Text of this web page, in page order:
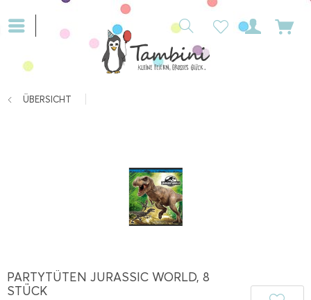
ÜBERSICHT
PARTYTÜTEN JURASSIC WORLD, 8
STÜCK